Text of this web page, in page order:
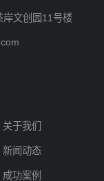
岸文创园11号楼
关于我们
新闻动态
成功案例